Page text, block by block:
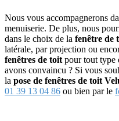
Nous vous accompagnerons
menuiserie. De plus, nous
dans le choix de la fenêtre de
latérale, par projection ou
fenêtres de toit pour tout type
avons convaincu ? Si vous
la pose de fenêtres de toit
01 39 13 04 86 ou bien par le